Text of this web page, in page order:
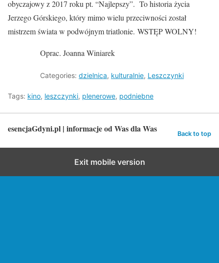
obyczajowy z 2017 roku pt. “Najlepszy”. To historia życia
Jerzego Górskiego, który mimo wielu przeciwności został
mistrzem świata w podwójnym triatlonie. WSTĘP WOLNY!
Oprac. Joanna Winiarek
Categories: dzielnica, kulturalnie, Leszczynki
Tags: kino, leszczynki, plenerowe, podniebne
esencjaGdyni.pl | informacje od Was dla Was Back to top
Exit mobile version